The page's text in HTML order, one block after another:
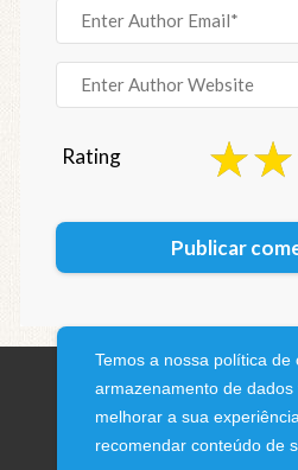
Rating
Temos a nossa política de
armazenamento de
melhorar a sua
recomendar conteúdo de